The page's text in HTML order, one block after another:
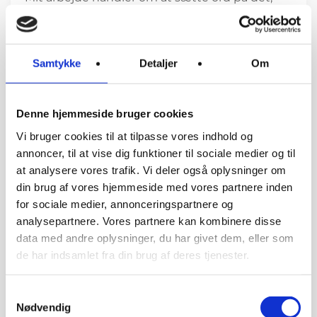
Samtykke Detaljer Om
Denne hjemmeside bruger cookies
Vi bruger cookies til at tilpasse vores indhold og
annoncer, til at vise dig funktioner til sociale medier og til
at analysere vores trafik. Vi deler også oplysninger om
din brug af vores hjemmeside med vores partnere inden
for sociale medier, annonceringspartnere og
analysepartnere. Vores partnere kan kombinere disse
data med andre oplysninger, du har givet dem, eller som
de har indsamlet fra din brug af deres tjenester.
Nødvendig
der er svært at forstå og gøre det, der føles
komplekst og kaotisk let at forstå og omsætte
“Tusind tak for et fantastisk foredrag. Du
fortalte så levende og belyste vigtige områder
om narcissisme. Det gav stof til eftertanke og
det gav bekræftelse i, at det jeg har mærket,
ikke var forkert.”
“Mange tak for et rigtig godt foredrag. Jeg gik
hjem med et dejligt wakeup call på, hvordan
jeg er blevet drejet rundt i
værktøjer til, hvordan jeg fremadrettet kan